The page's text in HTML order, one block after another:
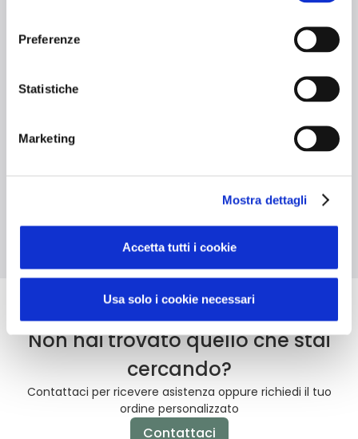
Preferenze
Statistiche
Marketing
Mostra dettagli
Accetta tutti i cookie
Usa solo i cookie necessari
Caratteristiche tecniche
Rispetto allo stesso articolo realizzato in cotone vergine
Non hai trovato quello che stai
cercando?
Contattaci per ricevere asistenza oppure richiedi il tuo
ordine personalizzato
Contattaci